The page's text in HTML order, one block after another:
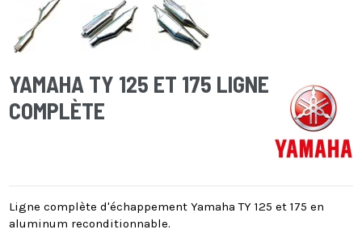
YAMAHA TY 125 ET 175 LIGNE
COMPLÈTE
Ligne complète d'échappement Yamaha TY 125 et 175 en
aluminum reconditionnable.